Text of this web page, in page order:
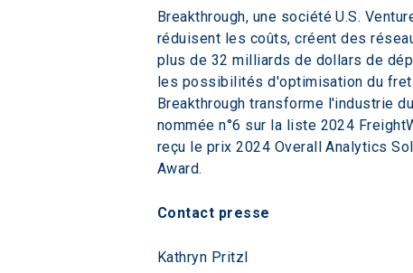
Breakthrough, une société U.S.
réduisent les coûts, créent des
plus de 32 milliards de dollars de
les possibilités d'optimisation du
Breakthrough transforme l'industrie
nommée n°6 sur la liste 2024
reçu le prix 2024 Overall Analytics
Award.
Contact presse
Kathryn Pritzl